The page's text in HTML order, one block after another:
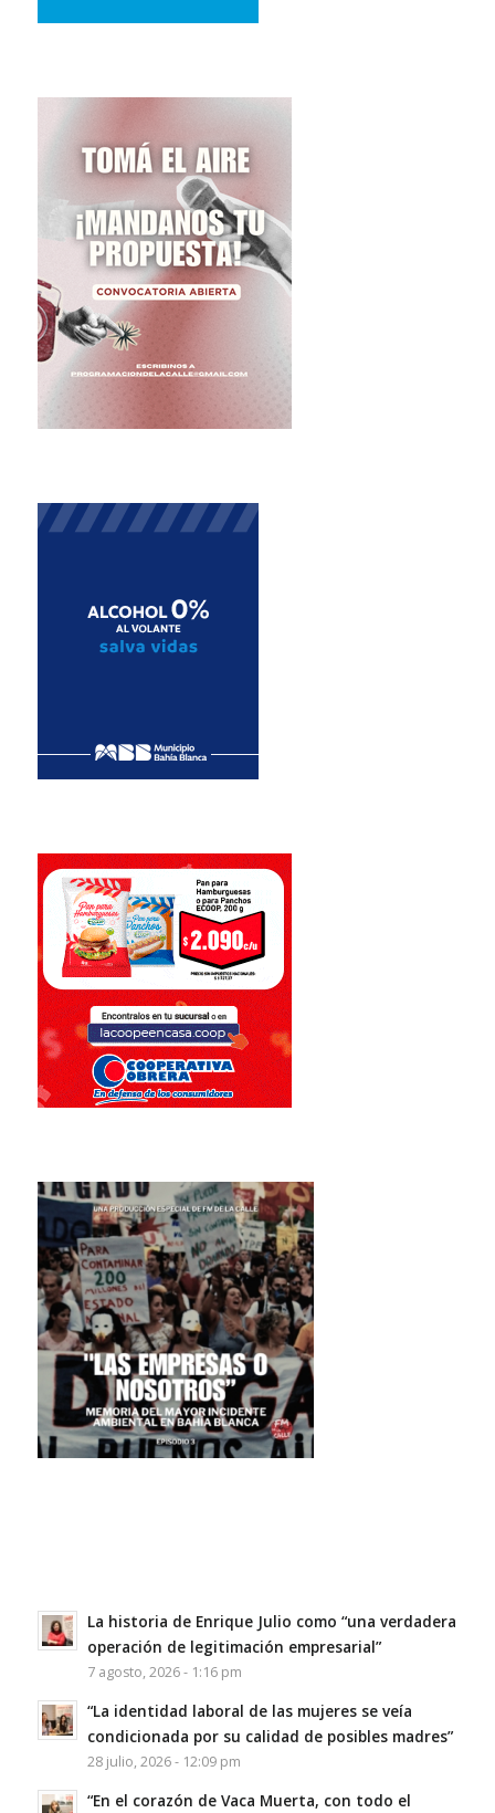
La historia de Enrique Julio como “una verdadera
operación de legitimación empresarial”
7 agosto, 2026 - 1:16 pm
“La identidad laboral de las mujeres se veía
condicionada por su calidad de posibles madres”
28 julio, 2026 - 12:09 pm
“En el corazón de Vaca Muerta, con todo el